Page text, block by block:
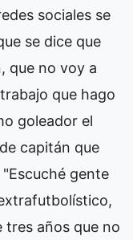
sociales se
se dice que
que no voy a
que hago
goleador el
capitán que
gente
tres años que no